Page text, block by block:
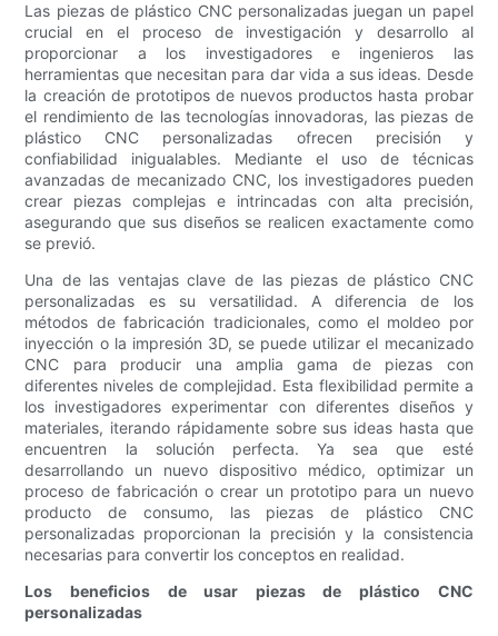
Las piezas de plástico CNC personalizadas juegan un papel
crucial en el proceso de investigación y desarrollo al
proporcionar a los investigadores e ingenieros las
herramientas que necesitan para dar vida a sus ideas. Desde
la creación de prototipos de nuevos productos hasta probar
el rendimiento de las tecnologías innovadoras, las piezas de
plástico CNC personalizadas ofrecen precisión y
confiabilidad inigualables. Mediante el uso de técnicas
avanzadas de mecanizado CNC, los investigadores pueden
crear piezas complejas e intrincadas con alta precisión,
asegurando que sus diseños se realicen exactamente como
se previó.
Una de las ventajas clave de las piezas de plástico CNC
personalizadas es su versatilidad. A diferencia de los
métodos de fabricación tradicionales, como el moldeo por
inyección o la impresión 3D, se puede utilizar el mecanizado
CNC para producir una amplia gama de piezas con
diferentes niveles de complejidad. Esta flexibilidad permite a
los investigadores experimentar con diferentes diseños y
materiales, iterando rápidamente sobre sus ideas hasta que
encuentren la solución perfecta. Ya sea que esté
desarrollando un nuevo dispositivo médico, optimizar un
proceso de fabricación o crear un prototipo para un nuevo
producto de consumo, las piezas de plástico CNC
personalizadas proporcionan la precisión y la consistencia
necesarias para convertir los conceptos en realidad.
Los beneficios de usar piezas de plástico CNC
personalizadas